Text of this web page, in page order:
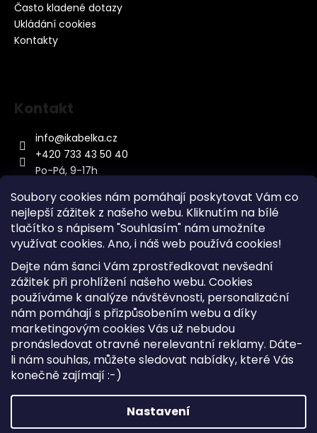
Soubory cookies nám pomáhají poskytovat Vám co
nejlepší zážitek z našeho webu. Kliknutím na bílé
tlačítko s nápisem "Souhlasím" nám umožníte
využívat cookies. Ano, i náš web používá cookies!
Dejte nám šanci Vám zprostředkovat nevšední
zážitek při prohlížení našeho webu. Cookies
používáme k analýze návštěvnosti, personalizační
nám pomáhají s přizpůsobením webu a díky
marketingovým cookies Vás už nebudou
pronásledovat otravné nerelevantní reklamy. Dáte-
li nám souhlas, můžete sledovat nabídky, které Vás
konečně zajímají :-)
Nastavení
Často kladené dotazy
Ukládání cookies
Kontakty
Kontakt
info@ikabelka.cz
+420 733 43 50 40
Po-Pá, 9-17h
Kontakt
Sitemap
Doprava a Platba
Reklamace Zboží
Obchodní podmínky
iKabelka.cz. Všechna práva vyhrazena.
Upravit nastavení cookies